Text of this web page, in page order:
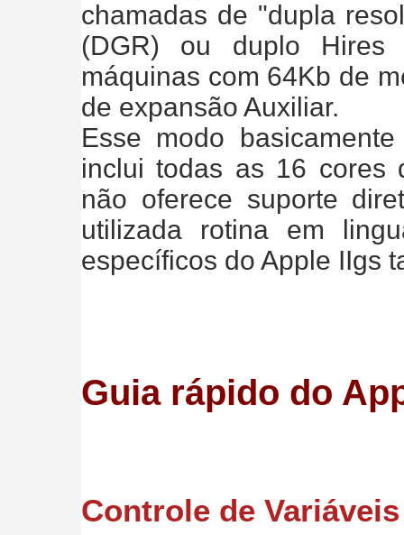
chamadas de "dupla
(DGR) ou duplo Hires
máquinas com 64Kb de
de expansão Auxiliar.
Esse modo
inclui todas as 16 cores
não oferece suporte
utilizada rotina em
específicos do Apple IIgs
Guia rápido do
Controle de Variáveis